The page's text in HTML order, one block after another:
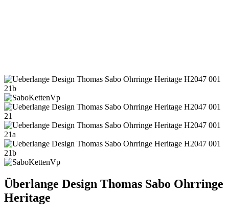
Überlange Design Thomas Sabo Ohrringe
Heritage